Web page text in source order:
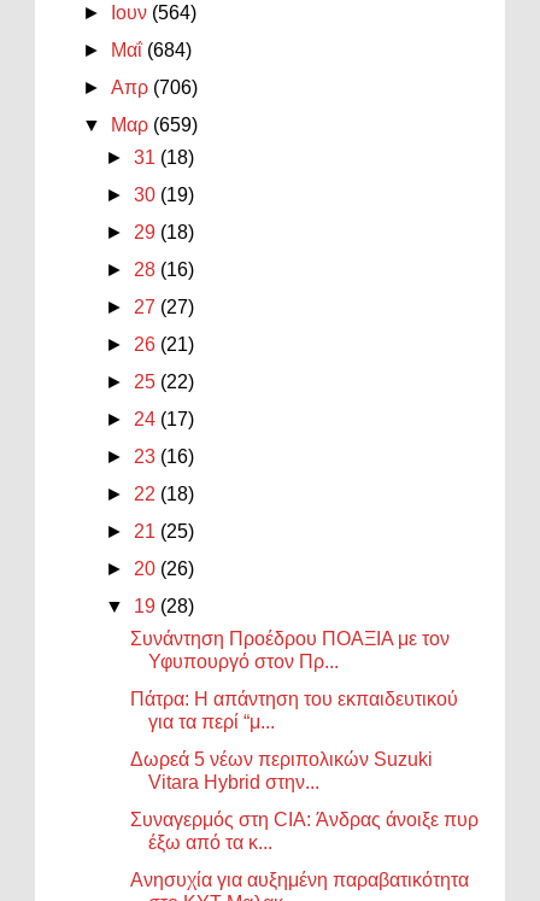
►
Ιουν (564)
►
Μαΐ (684)
►Απρ (706)
▼
Μαρ (659)
►31 (18)
►30 (19)
► 29 (18)
► 28 (16)
► 27 (27)
► 26 (21)
► 25 (22)
► 24 (17)
► 23 (16)
► 22 (18)
► 21 (25)
► 20 (26)
▼ 19 (28)
Συνάντηση Προέδρου ΠΟΑΞΙΑ με τον
Υφυπουργό στον Πρ...
Πάτρα: Η απάντηση του εκπαιδευτικού
για τα περί “μ...
Δωρεά 5 νέων περιπολικών Suzuki
Vitara Hybrid στην...
Συναγερμός στη CIA: Άνδρας άνοιξε πυρ
έξω από τα κ...
Ανησυχία για αυξημένη παραβατικότητα